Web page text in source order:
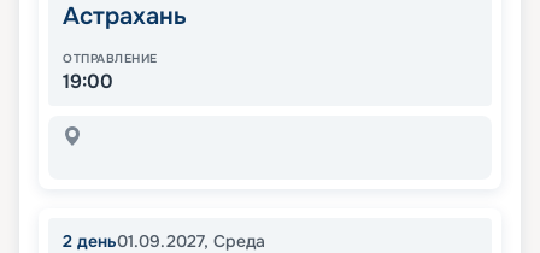
Астрахань
ОТПРАВЛЕНИЕ
19:00
2 день01.09.2027, Среда